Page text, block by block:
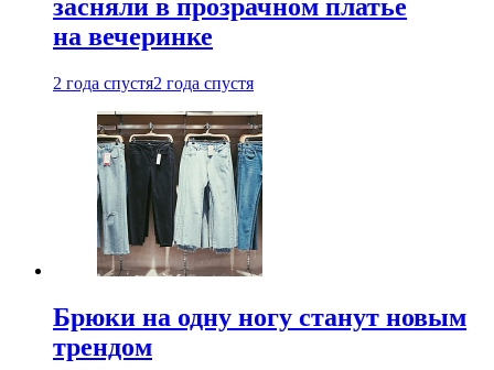
засняли в прозрачном платье
на вечеринке
2 года спустя2 года спустя
Брюки на одну ногу станут новым
трендом